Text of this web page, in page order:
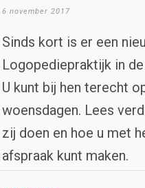
6 november 2017
Sinds kort is er een
Logopediepraktijk in
U kunt bij hen terecht
woensdagen. Lees
zij doen en hoe u met
afspraak kunt maken.